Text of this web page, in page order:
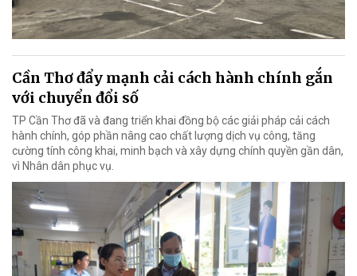
Cần Thơ đẩy mạnh cải cách hành chính gắn
với chuyển đổi số
TP Cần Thơ đã và đang triển khai đồng bộ các giải pháp cải cách
hành chính, góp phần nâng cao chất lượng dịch vụ công, tăng
cường tính công khai, minh bạch và xây dựng chính quyền gần dân,
vì Nhân dân phục vụ.